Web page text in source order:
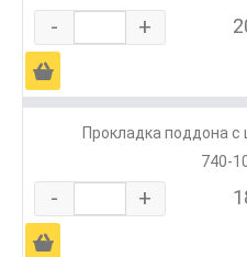
- +
Ä
Прокладка поддона
740-
- +
Ä